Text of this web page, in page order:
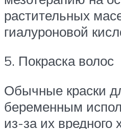
растительных
гиалуроновой
5. Покраска волос
Обычные краски
беременным
из-за их вредного